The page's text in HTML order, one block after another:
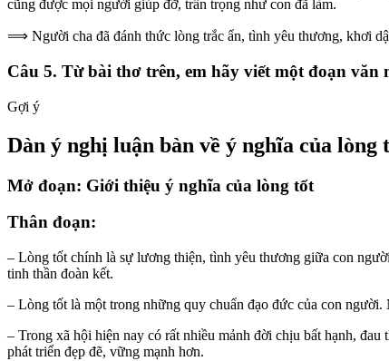
cũng được mọi người giúp đỡ, trân trọng như con đã làm.
⟹ Người cha đã đánh thức lòng trắc ẩn, tình yêu thương, khơi
Câu 5. Từ bài thơ trên, em hãy viết một đoạn văn
Gợi ý
Dàn ý nghị luận bàn về ý nghĩa của lòng
Mở đoạn: Giới thiệu ý nghĩa của lòng tốt
Thân đoạn:
– Lòng tốt chính là sự lương thiện, tình yêu thương giữa con
tinh thần đoàn kết.
– Lòng tốt là một trong những quy chuẩn đạo đức của con
– Trong xã hội hiện nay có rất nhiều mảnh đời chịu bất hạnh,
phát triển đẹp đẽ, vững mạnh hơn.